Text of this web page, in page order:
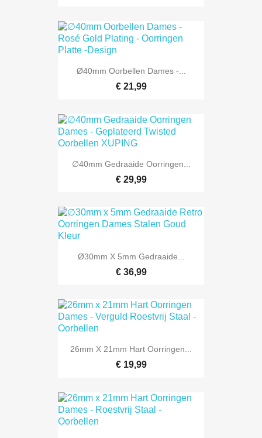
Ø40mm Oorbellen Dames -...
€ 21,99
∅40mm Gedraaide Oorringen...
€ 29,99
Ø30mm X 5mm Gedraaide...
€ 36,99
26mm X 21mm Hart Oorringen...
€ 19,99